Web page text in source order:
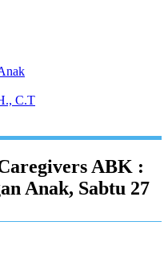
C.T
ABK :
Anak, Sabtu 27